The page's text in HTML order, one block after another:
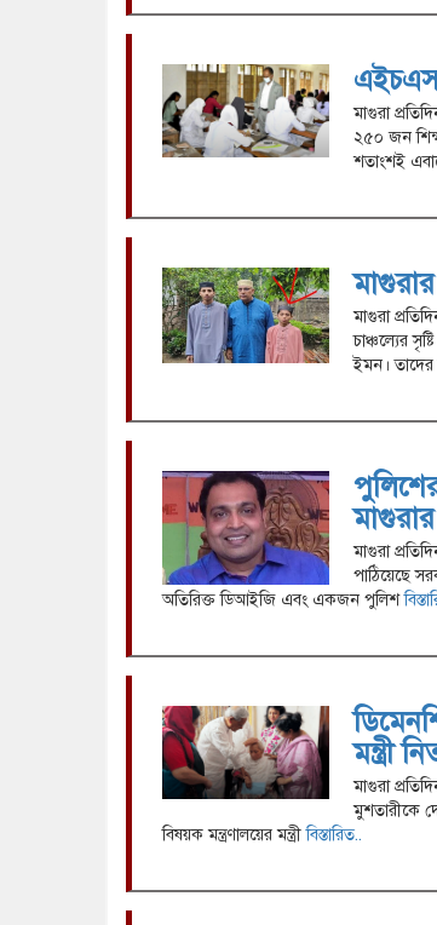
মাগুরা
২৫০ জন
শতাংশই
মাগুরা
চাঞ্চল্যের
ইমন।
মাগুরা
পাঠিয়েছে
অতিরিক্ত ডিআইজি এবং একজন পুলিশ
মন্ত্রী
মাগুরা
মুশতারীকে
বিষয়ক মন্ত্রণালয়ের মন্ত্রীবিস্তারিত..